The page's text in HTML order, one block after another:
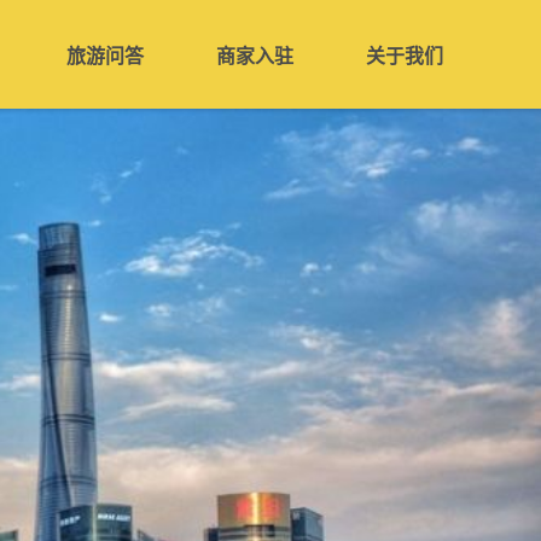
旅游问答 商家入驻 关于我们